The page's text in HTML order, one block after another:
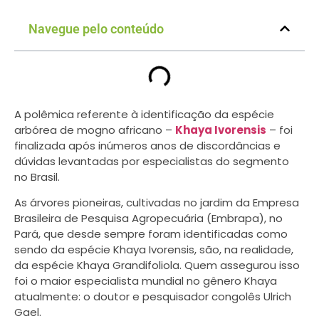
Navegue pelo conteúdo
A polêmica referente à identificação da espécie
arbórea de mogno africano – Khaya Ivorensis – foi
finalizada após inúmeros anos de discordâncias e
dúvidas levantadas por especialistas do segmento
no Brasil.
As árvores pioneiras, cultivadas no jardim da Empresa
Brasileira de Pesquisa Agropecuária (Embrapa), no
Pará, que desde sempre foram identificadas como
sendo da espécie Khaya Ivorensis, são, na realidade,
da espécie Khaya Grandifoliola. Quem assegurou isso
foi o maior especialista mundial no gênero Khaya
atualmente: o doutor e pesquisador congolês Ulrich
Gael.